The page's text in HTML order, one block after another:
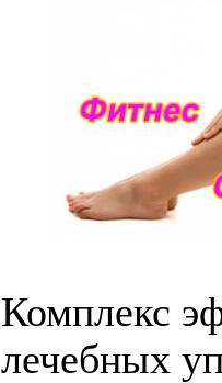
Комплекс
лечебных